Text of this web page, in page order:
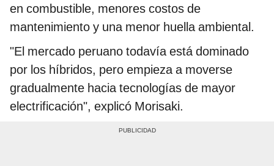
en combustible, menores costos de
mantenimiento y una menor huella ambiental.
"El mercado peruano todavía está dominado
por los híbridos, pero empieza a moverse
gradualmente hacia tecnologías de mayor
electrificación", explicó Morisaki.